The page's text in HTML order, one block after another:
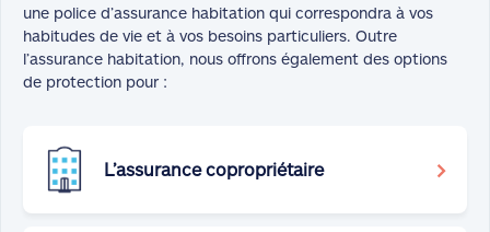
une police d’assurance habitation qui correspondra à vos
habitudes de vie et à vos besoins particuliers. Outre
l’assurance habitation, nous offrons également des options
de protection pour :
L’assurance copropriétaire >